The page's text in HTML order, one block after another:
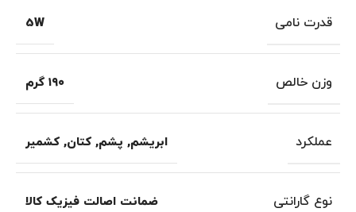
قدرت نامی 5W
وزن خالص ۱۹۰ گرم
عملکرد ابریشم, پشم,کتان,کشمیر
نوع گارانتی ضمانت اصالت فیزیک کالا